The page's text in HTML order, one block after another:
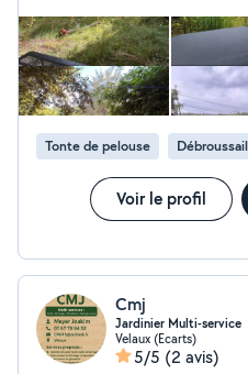
Tonte de pelouse
Voir le profil
Cmj
Jardinier Multi-service
Velaux (Ecarts)
5/5 (2 avis)